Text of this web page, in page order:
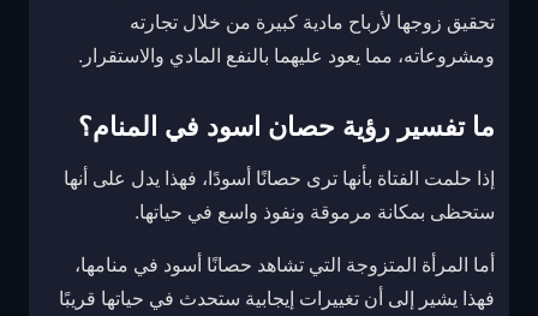
تحقيق زوجها لأرباح مادية كبيرة من خلال تجارته
ومشروعاته، مما يعود عليهما بالنفع المادي والاستقرار.
ما تفسير رؤية حصان اسود في المنام؟
إذا حلمت الفتاة بأنها ترى حصانًا أسودًا، فهذا يدل على أنها
ستحظى بمكانة مرموقة ونفوذ واسع في حياتها.
أما المرأة المتزوجة التي تشاهد حصانًا أسود في منامها،
فهذا يشير إلى أن تغييرات إيجابية ستحدث في حياتها قريبًا